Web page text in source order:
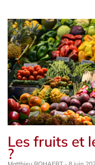
Les fruits et
?
Matthieu ROHAERT 8 juin